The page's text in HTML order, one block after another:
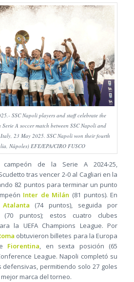
SSC Napoli players and staff celebrate the
A soccer match between SSC Napoli and
23 May 2025. SSC Napoli won their fourth
Nápoles) EFE/EPA/CIRO FUSCO
de la Serie A 2024‑25,
tras vencer 2‑0 al Cagliari en la
82 puntos para terminar un punto
Inter de Milán (81 puntos). En
Atalanta (74 puntos), seguida por
puntos); estos cuatro clubes
la UEFA Champions League. Por
obtuvieron billetes para la Europa
Fiorentina, en sexta posición (65
League. Napoli completó su
permitiendo solo 27 goles
marca del torneo.